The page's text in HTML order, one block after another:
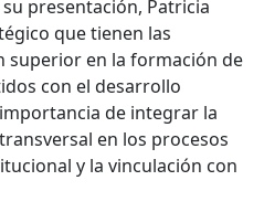
su presentación, Patricia
que tienen las
superior en la formación de
con el desarrollo
de integrar la
en los procesos
y la vinculación con